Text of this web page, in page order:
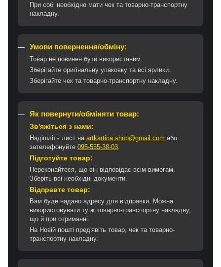
При собі необхідно мати чек та товарно-транспортну
накладну.
Умови повернення/обміну:
Товар не повинен бути використаним.
Зберігайте оригінальну упаковку та всі ярлики.
Зберігайте чек та товарно-транспортну накладну.
Як повернути/обміняти товар:
Зв'яжіться з нами:
Надішліть лист на artkartina.shop@gmail.com або
зателефонуйте 095-555-38-03
Підготуйте товар:
Переконайтеся, що він відповідає всім вимогам.
Зберіть всі необхідні документи.
Відправте товар:
Вам буде надано адресу для відправки. Можна
використовувати ту ж товарно-транспортну накладну,
що й при отриманні.
На Новій пошті пред'явіть товар, чек та товарно-
транспортну накладну.